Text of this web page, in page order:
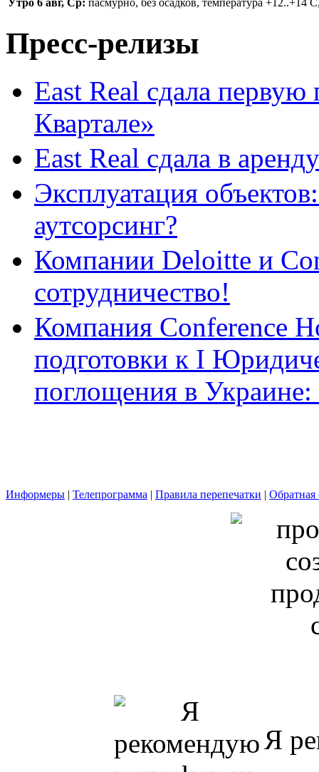
Утро 6 авг, Ср: пасмурно, без осадков, температура +12..+14
Пресс-релизы
East Real сдала
Квартале»
East Real сдала в
Эксплуатация
аутсорсинг?
Компании Deloitte и
сотрудничество!
Компания Conference
подготовки к І
поглощения в Украине:
Информеры | Телепрограмма | Правила перепечатки | Обратная
Я